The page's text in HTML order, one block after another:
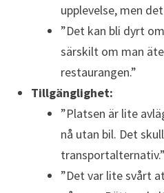
upplevelse, men
”Det kan bli dyrt
särskilt om man
restaurangen.”
Tillgänglighet:
”Platsen är lite
nå utan bil. Det
transportalternativ.”
”Det var lite svårt